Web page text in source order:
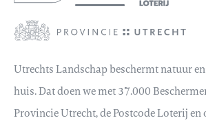
Utrechts Landschap beschermt natuur
huis. Dat doen we met 37.000
Provincie Utrecht, de Postcode Loterij en